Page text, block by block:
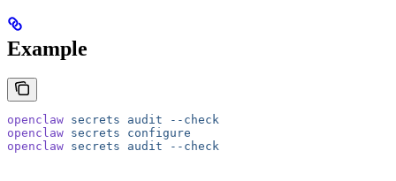
Example
openclaw secrets audit --check
openclaw secrets configure
openclaw secrets audit --check